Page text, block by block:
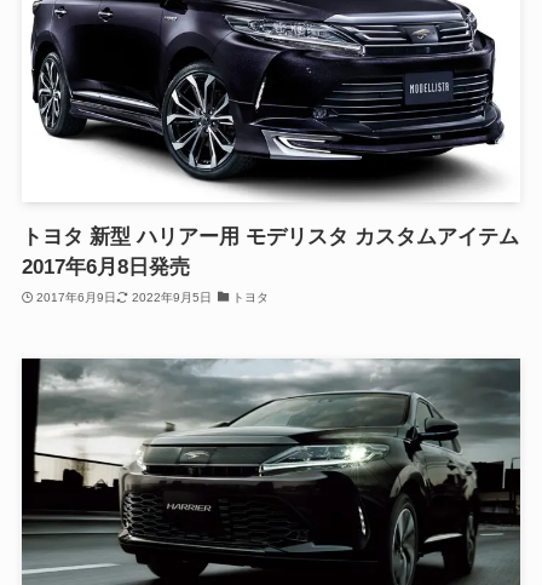
トヨタ 新型 ハリアー用 モデリスタ カスタムアイテム
2017年6月8日発売
2017年6月9日 2022年9月5日 トヨタ